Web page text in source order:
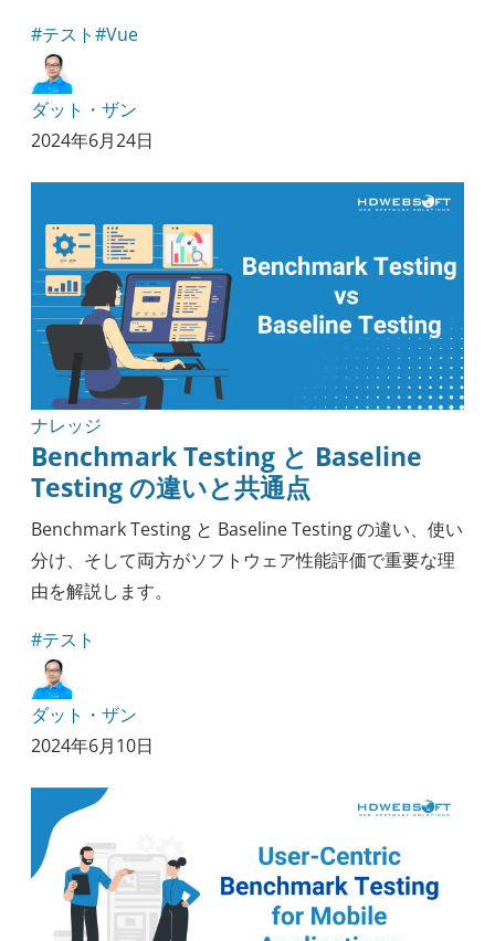
#テスト#Vue
ダット・ザン
2024年6月24日
ナレッジ
Benchmark Testing と Baseline
Testing の違いと共通点
Benchmark Testing と Baseline Testing の違い、使い
分け、そして両方がソフトウェア性能評価で重要な理
由を解説します。
#テスト
ダット・ザン
2024年6月10日